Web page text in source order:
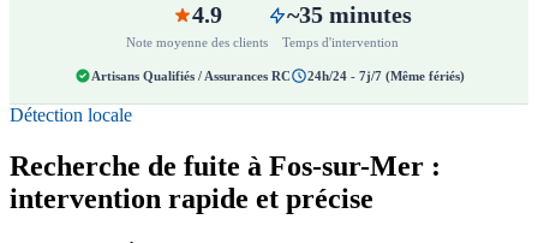
4.9
Note moyenne des clients
~35 minutes
Temps d'intervention
Artisans Qualifiés / Assurances RC 24h/24 - 7j/7 (Même fériés)
Détection locale
Recherche de fuite à Fos-sur-Mer :
intervention rapide et précise